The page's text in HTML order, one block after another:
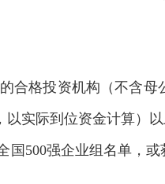
合格投资机构（不含母
实际到位资金计算）以
500强企业组名单，或